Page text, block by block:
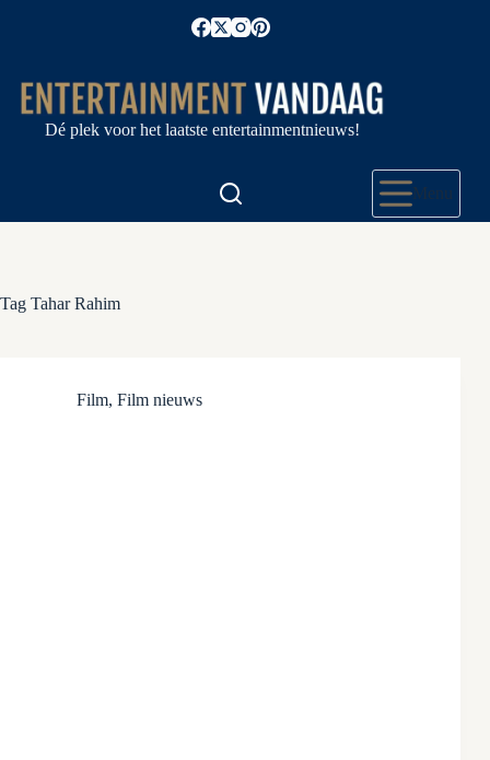
Dé plek voor het laatste entertainmentnieuws!
Menu
Tag Tahar Rahim
Film, Film nieuws